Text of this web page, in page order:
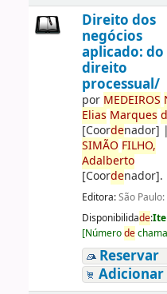
Direito dos
negócios
aplicado: do
direito
processual/
por MEDEIROS
Elias Marques
[Coordenador] |
SIMÃO FILHO,
Adalberto
[Coordenador].
Editora:São Paulo:
Disponibilidade:
[Númerode
Reservar
Adicionar